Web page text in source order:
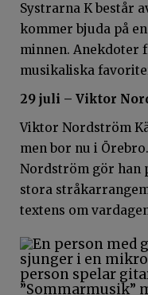
Systrarna K består
kommer bjuda på
minnen. Anekdoter
musikaliska
29 juli – Viktor
Viktor Nordström
men bor nu i
Nordström gör han
stora
textens om